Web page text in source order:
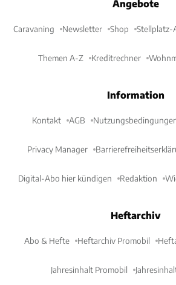
Angebote
Caravaning Newsletter Shop Stellplatz-
Themen A-Z Kreditrechner
Information
Kontakt AGB
Privacy Manager
Digital-Abo hier kündigen Redaktion
Heftarchiv
Abo & Hefte Heftarchiv Promobil
Jahresinhalt Promobil